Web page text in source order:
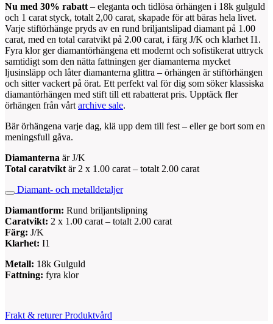
Nu med 30% rabatt – eleganta och tidlösa örhängen i 18k gulguld
och 1 carat styck, totalt 2,00 carat, skapade för att bäras hela livet.
Varje stiftörhänge pryds av en rund briljantslipad diamant på 1.00
carat, med en total caratvikt på 2.00 carat, i färg J/K och klarhet I1.
Fyra klor ger diamantörhängena ett modernt och sofistikerat uttryck
samtidigt som den nätta fattningen ger diamanterna mycket
ljusinsläpp och låter diamanterna glittra – örhängen är stiftörhängen
och sitter vackert på örat. Ett perfekt val för dig som söker klassiska
diamantörhängen med stift till ett rabatterat pris. Upptäck fler
örhängen från vårt archive sale.
Bär örhängena varje dag, klä upp dem till fest – eller ge bort som en
meningsfull gåva.
Diamanterna är J/K
Total caratvikt är 2 x 1.00 carat – totalt 2.00 carat
Diamant- och metalldetaljer
Diamantform: Rund briljantslipning
Caratvikt: 2 x 1.00 carat – totalt 2.00 carat
Färg: J/K
Klarhet: I1
Metall: 18k Gulguld
Fattning: fyra klor
Frakt & returer Produktvård